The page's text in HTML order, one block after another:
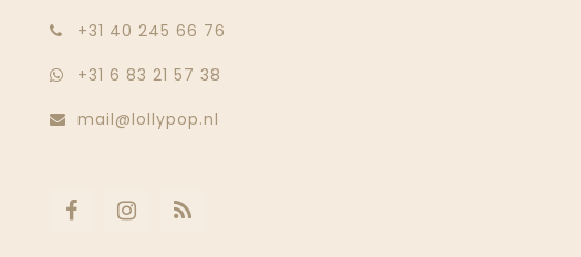
‭+31 40 245 66 76
+31 6 83 21 57 38
mail@lollypop.nl